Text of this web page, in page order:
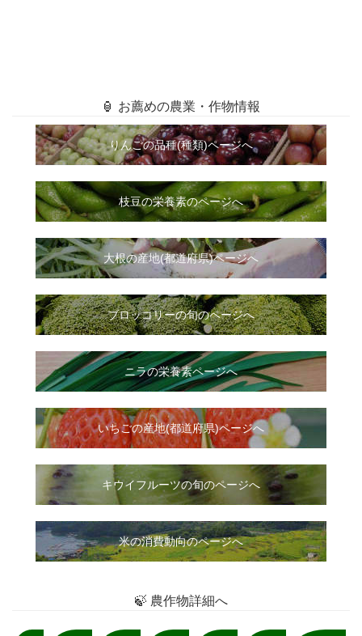
🏮 お薦めの農業・作物情報
りんごの品種(種類)ページへ
枝豆の栄養素のページへ
大根の産地(都道府県)ページへ
ブロッコリーの旬のページへ
ニラの栄養素ページへ
いちごの産地(都道府県)ページへ
キウイフルーツの旬のページへ
米の消費動向のページへ
🍃 農作物詳細へ